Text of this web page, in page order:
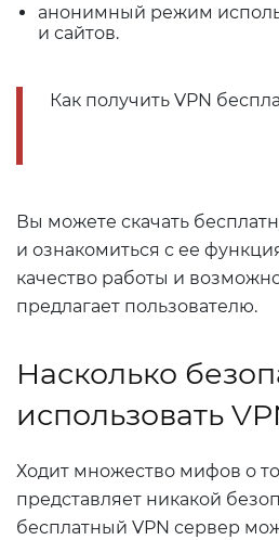
анонимный режим
и сайтов.
Как получить VPN
Вы можете скачать
и ознакомиться с ее
качество работы и
предлагает пользователю.
Насколько
использовать
Ходит множество мифов о
представляет никакой
бесплатный VPN сервер